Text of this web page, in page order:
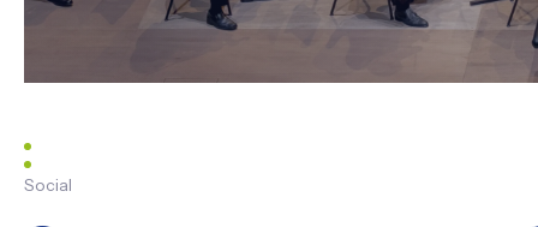
Social